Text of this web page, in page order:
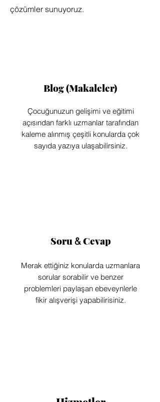
çözümler sunuyoruz.
Blog (Makaleler)
Çocuğunuzun gelişimi ve eğitimi
açısından farklı uzmanlar tarafından
kaleme alınmış çeşitli konularda çok
sayıda yazıya ulaşabilirsiniz.
Merak ettiğiniz konularda uzmanlara
sorular sorabilir ve benzer
problemleri paylaşan ebeveynlerle
fikir alışverişi yapabilirisiniz.
Soru &Cevap